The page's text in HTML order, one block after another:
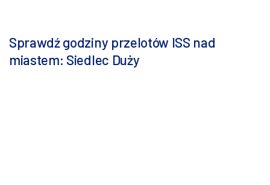
Sprawdź godziny przelotów ISS nad
miastem: Siedlec Duży